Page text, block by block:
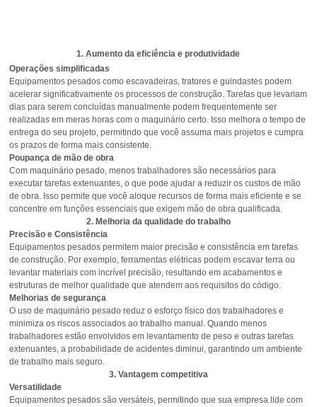
1. Aumento da eficiência e produtividade
Operações simplificadas
Equipamentos pesados como escavadeiras, tratores e guindastes podem
acelerar significativamente os processos de construção. Tarefas que levariam
dias para serem concluídas manualmente podem frequentemente ser
realizadas em meras horas com o maquinário certo. Isso melhora o tempo de
entrega do seu projeto, permitindo que você assuma mais projetos e cumpra
os prazos de forma mais consistente.
Poupança de mão de obra
Com maquinário pesado, menos trabalhadores são necessários para
executar tarefas extenuantes, o que pode ajudar a reduzir os custos de mão
de obra. Isso permite que você aloque recursos de forma mais eficiente e se
concentre em funções essenciais que exigem mão de obra qualificada.
2. Melhoria da qualidade do trabalho
Precisão e Consistência
Equipamentos pesados permitem maior precisão e consistência em tarefas
de construção. Por exemplo, ferramentas elétricas podem escavar terra ou
levantar materiais com incrível precisão, resultando em acabamentos e
estruturas de melhor qualidade que atendem aos requisitos do código.
Melhorias de segurança
O uso de maquinário pesado reduz o esforço físico dos trabalhadores e
minimiza os riscos associados ao trabalho manual. Quando menos
trabalhadores estão envolvidos em levantamento de peso e outras tarefas
extenuantes, a probabilidade de acidentes diminui, garantindo um ambiente
de trabalho mais seguro.
3. Vantagem competitiva
Versatilidade
Equipamentos pesados são versáteis, permitindo que sua empresa lide com